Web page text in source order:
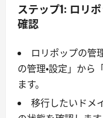
ステップ1: ロリ
確認
ロリポップの管
の管理・設定」か
ます。
移行したいドメ